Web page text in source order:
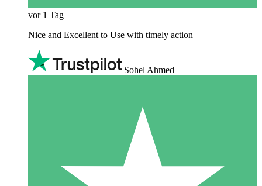
vor 1 Tag
Nice and Excellent to Use with timely action
Sohel Ahmed